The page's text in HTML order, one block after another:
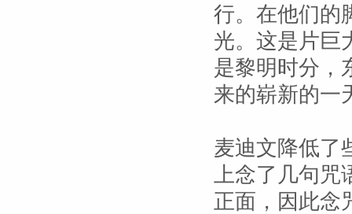
行。在他们的
光。这是片巨
是黎明时分，
来的崭新的一
麦迪文降低了
上念了几句咒
正面，因此念